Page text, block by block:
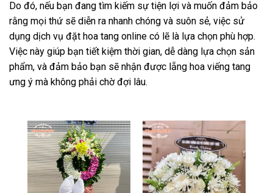
Do đó, nếu bạn đang tìm kiếm sự tiện lợi và muốn đảm bảo
rằng mọi thứ sẽ diễn ra nhanh chóng và suôn sẻ, việc sử
dụng dịch vụ đặt hoa tang online có lẽ là lựa chọn phù hợp.
Việc này giúp bạn tiết kiệm thời gian, dễ dàng lựa chọn sản
phẩm, và đảm bảo bạn sẽ nhận được lẵng hoa viếng tang
ưng ý mà không phải chờ đợi lâu.